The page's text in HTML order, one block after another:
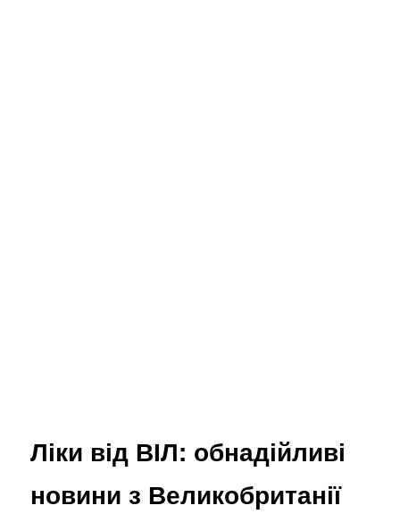
Ліки від ВІЛ: обнадійливі
новини з Великобританії